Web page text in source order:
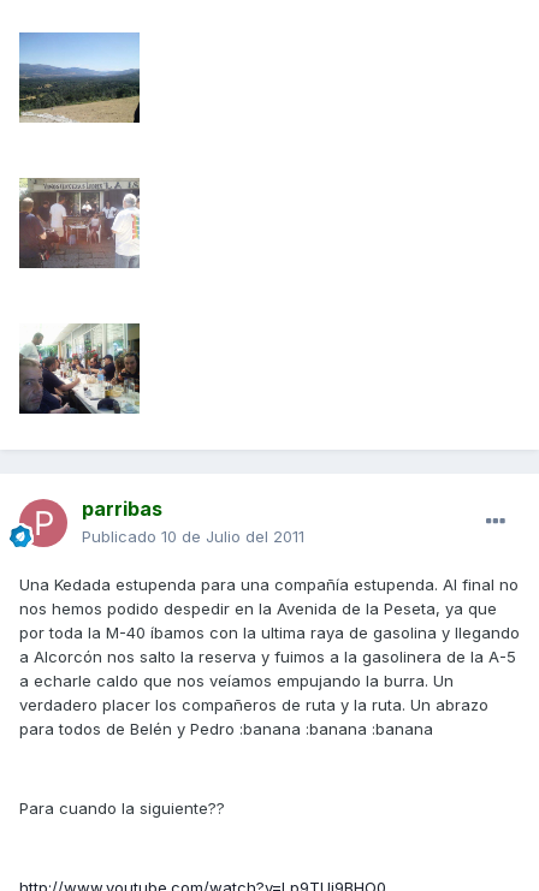
parribas
Publicado 10 de Julio del 2011
Una Kedada estupenda para una compañía estupenda. Al final no
nos hemos podido despedir en la Avenida de la Peseta, ya que
por toda la M-40 íbamos con la ultima raya de gasolina y llegando
a Alcorcón nos salto la reserva y fuimos a la gasolinera de la A-5
a echarle caldo que nos veíamos empujando la burra. Un
verdadero placer los compañeros de ruta y la ruta. Un abrazo
para todos de Belén y Pedro :banana :banana :banana
Para cuando la siguiente??
http://www.youtube.com/watch?v=Lp9TUj9BHO0